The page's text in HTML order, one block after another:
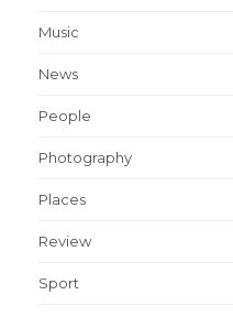
Music
News
People
Photography
Places
Review
Sport